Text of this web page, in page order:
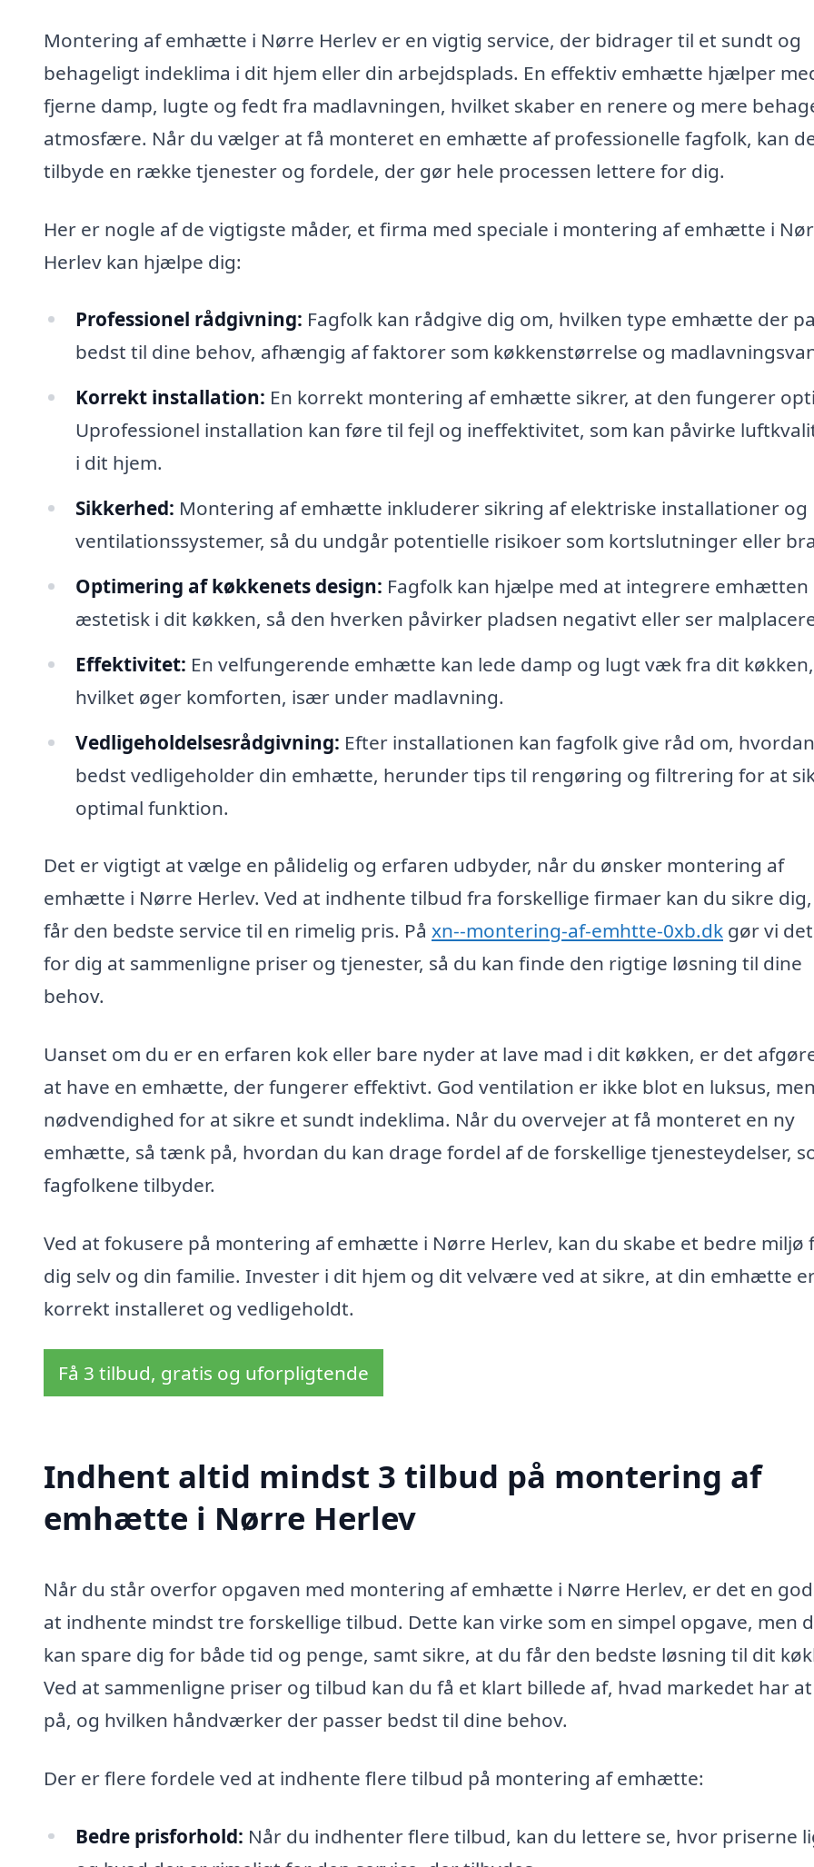
Montering af emhætte i Nørre Herlev er en vigtig service, der bidrager til et sundt og
behageligt indeklima i dit hjem eller din arbejdsplads. En effektiv emhætte hjælper
fjerne damp, lugte og fedt fra madlavningen, hvilket skaber en renere og mere
atmosfære. Når du vælger at få monteret en emhætte af professionelle fagfolk, kan
tilbyde en række tjenester og fordele, der gør hele processen lettere for dig.
Her er nogle af de vigtigste måder, et firma med speciale i montering af emhætte i
Herlev kan hjælpe dig:
Professionel rådgivning: Fagfolk kan rådgive dig om, hvilken type emhætte der
bedst til dine behov, afhængig af faktorer som køkkenstørrelse og
Korrekt installation: En korrekt montering af emhætte sikrer, at den fungerer
Uprofessionel installation kan føre til fejl og ineffektivitet, som kan påvirke
i dit hjem.
Sikkerhed: Montering af emhætte inkluderer sikring af elektriske installationer og
ventilationssystemer, så du undgår potentielle risikoer som kortslutninger eller
Optimering af køkkenets design: Fagfolk kan hjælpe med at integrere emhætten
æstetisk i dit køkken, så den hverken påvirker pladsen negativt eller ser
Effektivitet: En velfungerende emhætte kan lede damp og lugt væk fra dit køkken,
hvilket øger komforten, især under madlavning.
Vedligeholdelsesrådgivning: Efter installationen kan fagfolk give råd om,
bedst vedligeholder din emhætte, herunder tips til rengøring og filtrering for at
optimal funktion.
Det er vigtigt at vælge en pålidelig og erfaren udbyder, når du ønsker montering af
emhætte i Nørre Herlev. Ved at indhente tilbud fra forskellige firmaer kan du sikre
får den bedste service til en rimelig pris. På xn--montering-af-emhtte-0xb.dk gør vi
for dig at sammenligne priser og tjenester, så du kan finde den rigtige løsning til dine
behov.
Uanset om du er en erfaren kok eller bare nyder at lave mad i dit køkken, er det
at have en emhætte, der fungerer effektivt. God ventilation er ikke blot en luksus,
nødvendighed for at sikre et sundt indeklima. Når du overvejer at få monteret en ny
emhætte, så tænk på, hvordan du kan drage fordel af de forskellige tjenesteydelser,
fagfolkene tilbyder.
Ved at fokusere på montering af emhætte i Nørre Herlev, kan du skabe et bedre miljø
dig selv og din familie. Invester i dit hjem og dit velvære ved at sikre, at din emhætte
korrekt installeret og vedligeholdt.
Få 3 tilbud, gratis og uforpligtende
Indhent altid mindst 3 tilbud på montering af
emhætte i Nørre Herlev
Når du står overfor opgaven med montering af emhætte i Nørre Herlev, er det en
at indhente mindst tre forskellige tilbud. Dette kan virke som en simpel opgave, men
kan spare dig for både tid og penge, samt sikre, at du får den bedste løsning til dit
Ved at sammenligne priser og tilbud kan du få et klart billede af, hvad markedet har
på, og hvilken håndværker der passer bedst til dine behov.
Der er flere fordele ved at indhente flere tilbud på montering af emhætte:
Bedre prisforhold: Når du indhenter flere tilbud, kan du lettere se, hvor priserne